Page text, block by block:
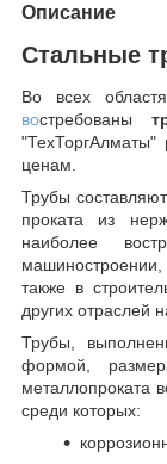
Описание
Стальные
Во всех
востребованы
"ТехТоргАлматы"
ценам.
Трубы
проката из
наиболее
также в
других отраслей
Трубы,
формой,
металлопроката
среди которых: